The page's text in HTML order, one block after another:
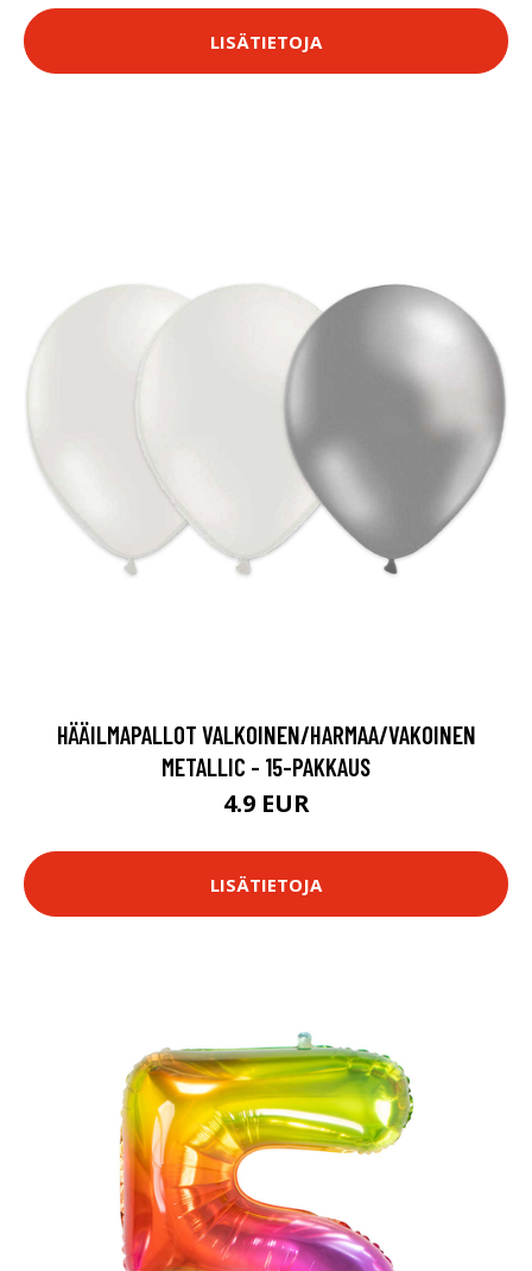
LISÄTIETOJA
HÄÄILMAPALLOT VALKOINEN/HARMAA/VAKOINEN
METALLIC - 15-PAKKAUS
4.9 EUR
LISÄTIETOJA